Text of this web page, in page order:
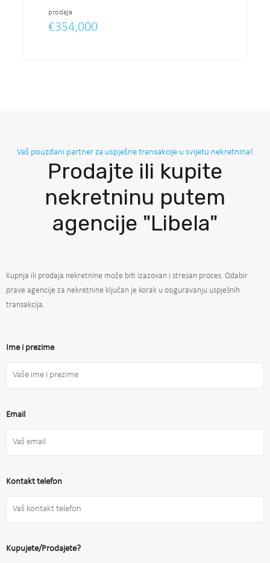
prodaja
€562,485
prodaja
€336,000
prodaja
€354,000
prodaja
€336,000
Vaš pouzdani partner za uspješne transakcije u svijetu nekretnina!
Prodajte ili kupite
nekretninu putem
agencije "Libela"
Kupnja ili prodaja nekretnine može biti izazovan i stresan proces. Odabir
prave agencije za nekretnine ključan je korak u osiguravanju uspješnih
transakcija.
Ime i prezime
Email
Kontakt telefon
Kupujete/Prodajete?